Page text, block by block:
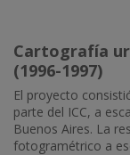
Cartografía
(1996-1997)
El proyecto
parte del ICC, a
Buenos Aires. La
fotogramétrico a